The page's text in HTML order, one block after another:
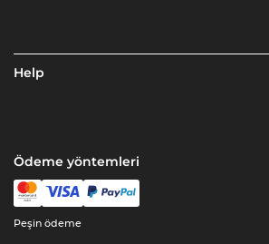
Help
Ödeme yöntemleri
Peşin ödeme